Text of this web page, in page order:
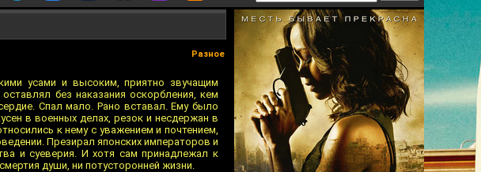
Разное
усами и высоким, приятно звучащим
без наказания оскорбления, кем
Спал мало. Рано вставал. Ему было
в военных делах, резок и несдержан в
к нему с уважением и почтением,
Презирал японских императоров и
и суеверия. И хотя сам принадлежал к
души, ни потусторонней жизни.